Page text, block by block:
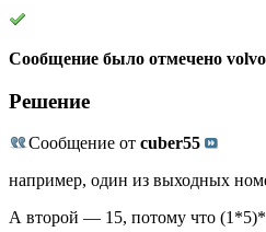
Сообщение было отмечено
Решение
Сообщение от cuber55
например, один из выходных
А второй — 15, потому что